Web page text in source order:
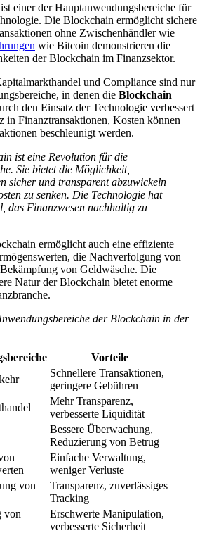
einer der Hauptanwendungsbereiche für
Die Blockchain ermöglicht sichere
ohne Zwischenhändler wie
wie Bitcoin demonstrieren die
der Blockchain im Finanzsektor.
und Compliance sind nur
in denen die Blockchain
den Einsatz der Technologie verbessert
in Finanztransaktionen, Kosten können
beschleunigt werden.
ist eine Revolution für die
Sie bietet die Möglichkeit,
sicher und transparent abzuwickeln
zu senken. Die Technologie hat
das Finanzwesen nachhaltig zu
ermöglicht auch eine effiziente
die Nachverfolgung von
von Geldwäsche. Die
Natur der Blockchain bietet enorme
der Blockchain in der
Vorteile
Schnellere Transaktionen,
geringere Gebühren
Mehr Transparenz,
verbesserte Liquidität
Bessere Überwachung,
Reduzierung von Betrug
Einfache Verwaltung,
weniger Verluste
von
Transparenz, zuverlässiges
Tracking
von
Erschwerte Manipulation,
verbesserte Sicherheit